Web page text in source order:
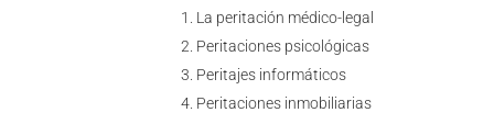
La peritación médico-legal
Peritaciones psicológicas
Peritajes informáticos
Peritaciones inmobiliarias